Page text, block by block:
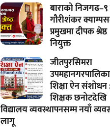
बाराको
गौरीशंकर
प्रमुखमा दीपक श्रेष्ठ
नियुक्त
जीतपुरसिमरा
शिक्षा ऐन संशोधन
शिक्षक छनोटदेखि
विद्यालय व्यवस्थापनसम्म नयाँ
लागू